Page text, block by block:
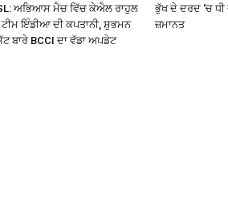
ਅਭਿਆਸ ਮੈਚ ਵਿੱਚ ਕੇਐਲ ਰਾਹੁਲ
ਟੀਮ ਇੰਡੀਆ ਦੀ ਕਪਤਾਨੀ, ਸ਼ੁਭਮਨ
ਬਾਰੇ BCCI ਦਾ ਵੱਡਾ ਅਪਡੇਟ
ਭੁੱਖ ਦੇ ਦਰਦ ‘ਚ ਧੀ
ਜ਼ਮਾਨਤ